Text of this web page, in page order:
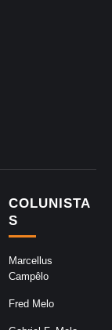
COLUNISTA
S
Marcellus
Campêlo
Fred Melo